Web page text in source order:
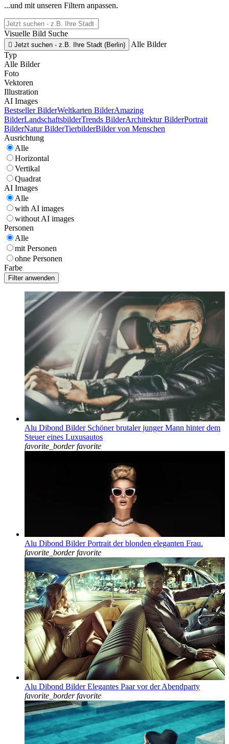
...und mit unseren Filtern anpassen.
Visuelle Bild Suche
 Jetzt suchen - z.B. Ihre Stadt (Berlin)
Alle Bilder
Typ
Alle Bilder
Foto
Vektoren
Illustration
AI Images
Bestseller BilderWeltkarten BilderAmazing
BilderLandschaftsbilderTrends BilderArchitektur BilderPortrait
BilderNatur BilderTierbilderBilder von Menschen
Ausrichtung
Alle
Horizontal
Vertikal
Quadrat
AI Images
Alle
with AI images
without AI images
Personen
Alle
mit Personen
ohne Personen
Farbe
Alu Dibond Bilder Schöner brutaler junger Mann hinter dem
Steuer eines Luxusautos
favorite_border favorite
Alu Dibond Bilder Portrait der blonden eleganten Frau.
favorite_border favorite
Alu Dibond Bilder Elegantes Paar vor der Abendparty
favorite_border favorite